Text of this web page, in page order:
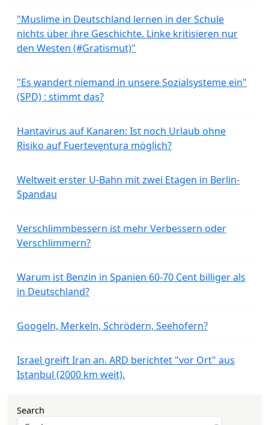
"Muslime in Deutschland lernen in der Schule
nichts über ihre Geschichte. Linke kritisieren nur
den Westen (#Gratismut)"
"Es wandert niemand in unsere Sozialsysteme ein"
(SPD) : stimmt das?
Hantavirus auf Kanaren: Ist noch Urlaub ohne
Risiko auf Fuerteventura möglich?
Weltweit erster U-Bahn mit zwei Etagen in Berlin-
Spandau
Verschlimmbessern ist mehr Verbessern oder
Verschlimmern?
Warum ist Benzin in Spanien 60-70 Cent billiger als
in Deutschland?
Googeln, Merkeln, Schrödern, Seehofern?
Israel greift Iran an. ARD berichtet "vor Ort" aus
Istanbul (2000 km weit).
Search